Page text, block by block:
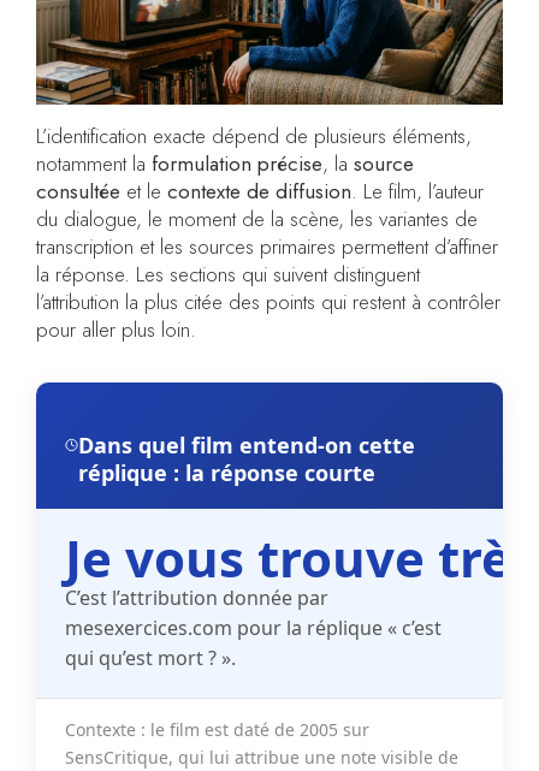
L’identification exacte dépend de plusieurs éléments,
notamment la formulation précise, la source
consultée et le contexte de diffusion. Le film, l’auteur
du dialogue, le moment de la scène, les variantes de
transcription et les sources primaires permettent d’affiner
la réponse. Les sections qui suivent distinguent
l’attribution la plus citée des points qui restent à contrôler
pour aller plus loin.
Dans quel film entend-on cette
réplique : la réponse courte
Je vous trouve
C’est l’attribution donnée par
mesexercices.com pour la réplique« c’est
qui qu’est mort ? ».
Contexte : le film est daté de 2005 sur
SensCritique, qui lui attribue une note visible de